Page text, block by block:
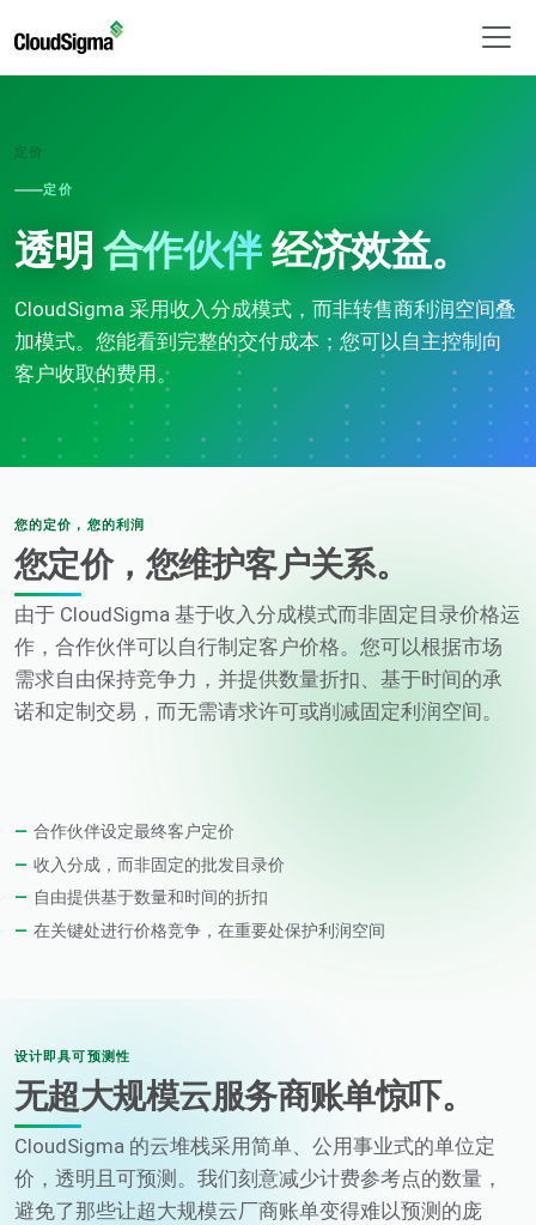
定价
定价
透明 合作伙伴 经济效益。
CloudSigma 采用收入分成模式，而非转售商利润空间叠
加模式。您能看到完整的交付成本；您可以自主控制向
客户收取的费用。
您的定价，您的利润
您定价，您维护客户关系。
由于 CloudSigma 基于收入分成模式而非固定目录价格运
作，合作伙伴可以自行制定客户价格。您可以根据市场
需求自由保持竞争力，并提供数量折扣、基于时间的承
诺和定制交易，而无需请求许可或削减固定利润空间。
合作伙伴设定最终客户定价
收入分成，而非固定的批发目录价
自由提供基于数量和时间的折扣
在关键处进行价格竞争，在重要处保护利润空间
设计即具可预测性
无超大规模云服务商账单惊吓。
CloudSigma 的云堆栈采用简单、公用事业式的单位定
价，透明且可预测。我们刻意减少计费参考点的数量，
避免了那些让超大规模云厂商账单变得难以预测的庞